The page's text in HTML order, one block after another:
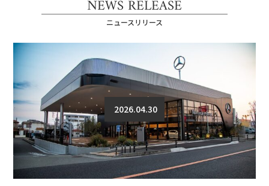
NEWS RELEASE
ニュースリリース
2026.04.30